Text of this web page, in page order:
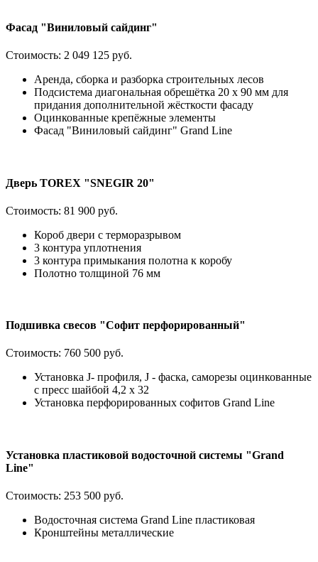
Фасад "Виниловый сайдинг"
Стоимость: 2 049 125 руб.
Аренда, сборка и разборка строительных лесов
Подсистема диагональная обрешётка 20 х 90 мм для
придания дополнительной жёсткости фасаду
Оцинкованные крепёжные элементы
Фасад "Виниловый сайдинг" Grand Line
Дверь TOREX "SNEGIR 20"
Стоимость: 81 900 руб.
Короб двери с терморазрывом
3 контура уплотнения
3 контура примыкания полотна к коробу
Полотно толщиной 76 мм
Подшивка свесов "Софит перфорированный"
Стоимость: 760 500 руб.
Установка J- профиля, J - фаска, саморезы оцинкованные
с пресс шайбой 4,2 х 32
Установка перфорированных софитов Grand Line
Установка пластиковой водосточной системы "Grand
Line"
Стоимость: 253 500 руб.
Водосточная система Grand Line пластиковая
Кронштейны металлические